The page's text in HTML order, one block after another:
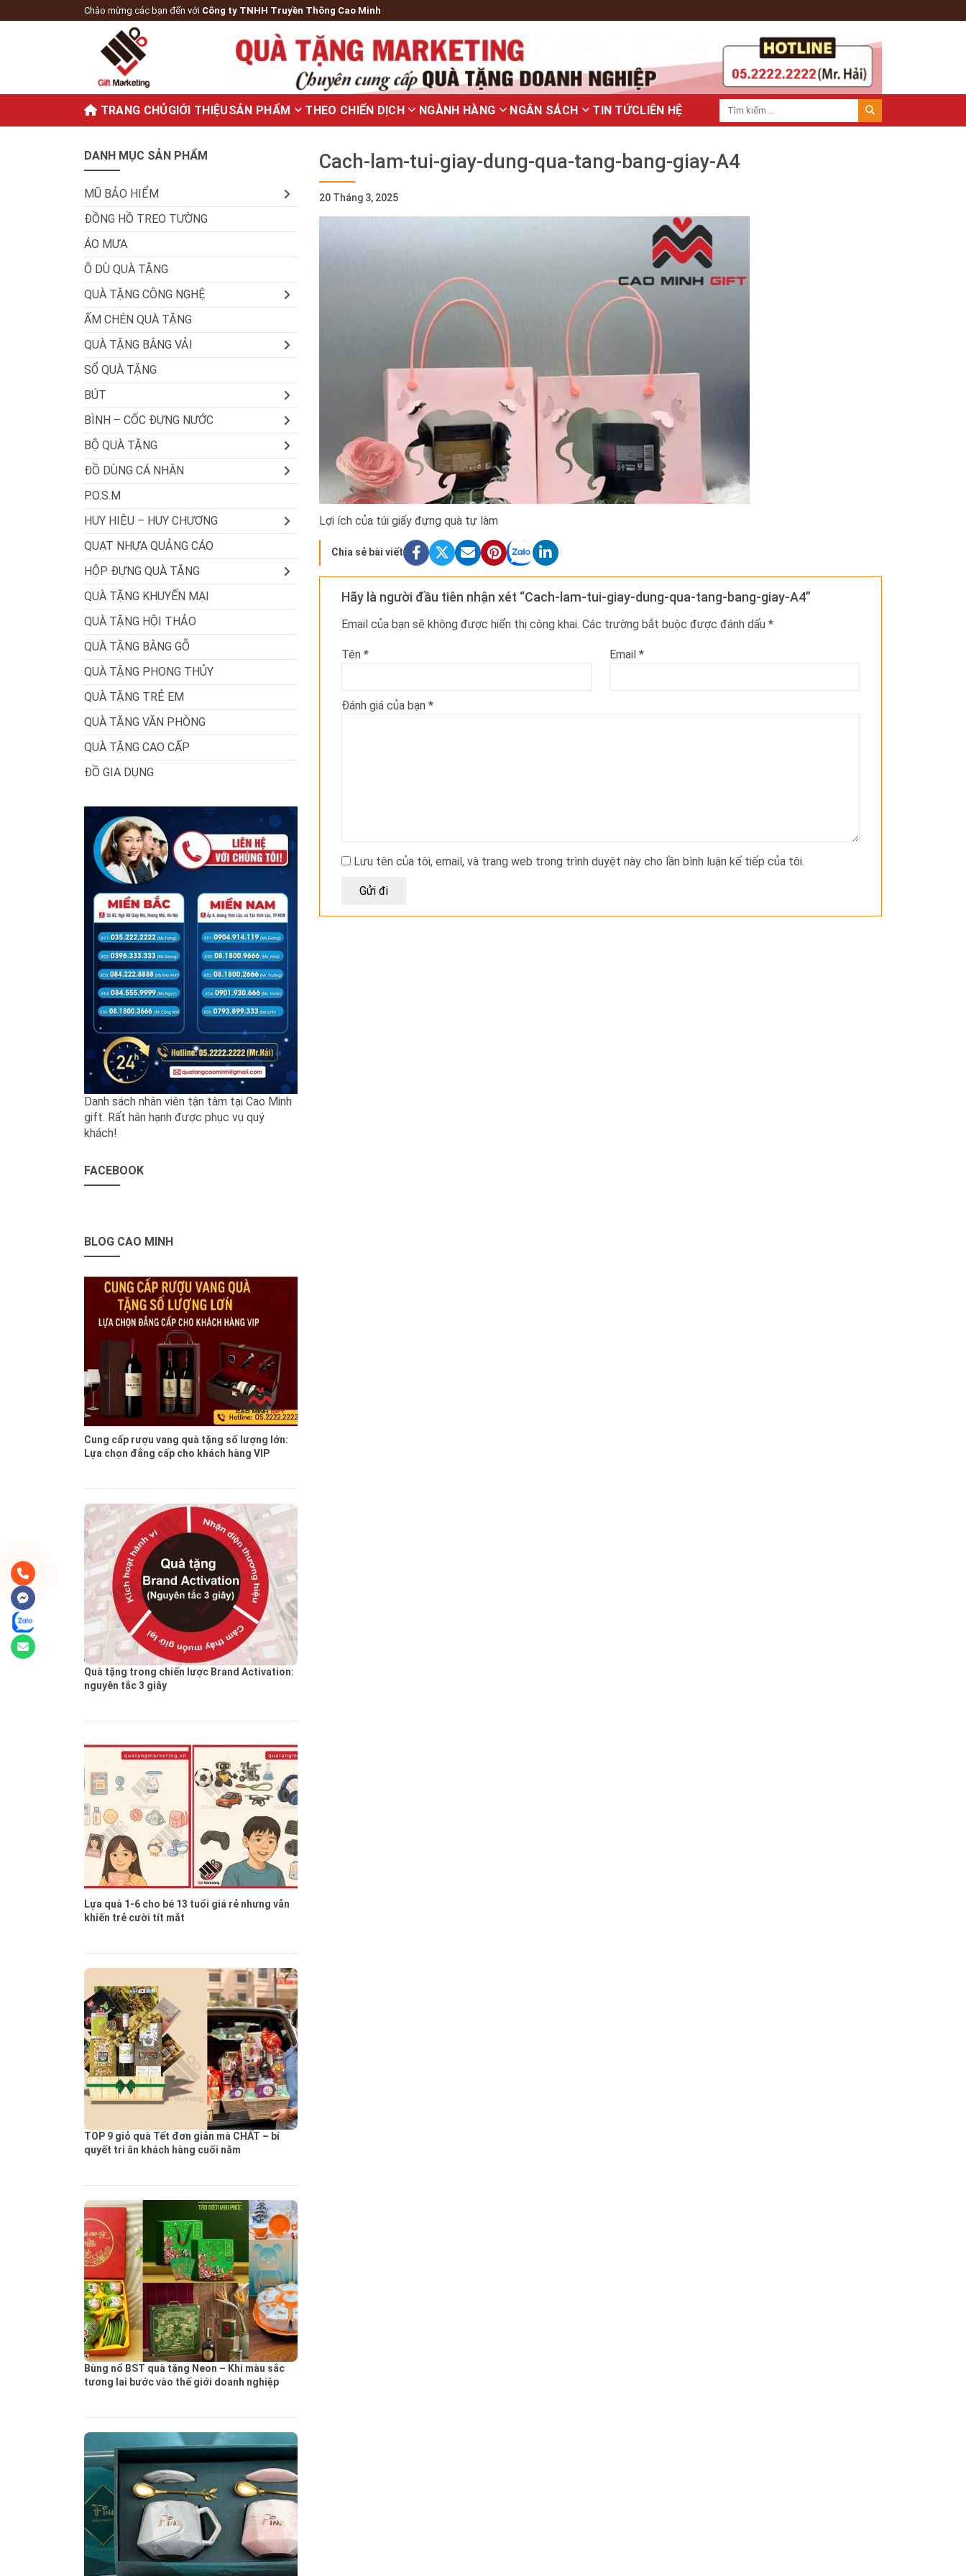
Chào mừng các bạn đến với Công ty TNHH Truyền Thông Cao Minh
TRANG CHỦGIỚI THIỆUSẢN PHẨM THEO CHIẾN DỊCH NGÀNH HÀNG NGÂN SÁCH TIN TỨCLIÊN HỆ
Cach-lam-tui-giay-dung-qua-tang-bang-giay-A4
20 Tháng 3, 2025
Lợi ích của túi giấy đựng quà tự làm
Chia sẻ bài viết
Hãy là người đầu tiên nhận xét “Cach-lam-tui-giay-dung-qua-tang-bang-giay-A4”
Email của bạn sẽ không được hiển thị công khai. Các trường bắt buộc được đánh dấu *
Tên * Email *
Đánh giá của bạn *
Lưu tên của tôi, email, và trang web trong trình duyệt này cho lần bình luận kế tiếp của tôi.
DANH MỤC SẢN PHẨM
MŨ BẢO HIỂM
ĐỒNG HỒ TREO TƯỜNG
ÁO MƯA
Ô DÙ QUÀ TẶNG
QUÀ TẶNG CÔNG NGHỆ
ẤM CHÉN QUÀ TẶNG
QUÀ TẶNG BẰNG VẢI
SỔ QUÀ TẶNG
BÚT
BÌNH – CỐC ĐỰNG NƯỚC
BỘ QUÀ TẶNG
ĐỒ DÙNG CÁ NHÂN
P.O.S.M
HUY HIỆU – HUY CHƯƠNG
QUẠT NHỰA QUẢNG CÁO
HỘP ĐỰNG QUÀ TẶNG
QUÀ TẶNG KHUYẾN MẠI
QUÀ TẶNG HỘI THẢO
QUÀ TẶNG BẰNG GỖ
QUÀ TẶNG PHONG THỦY
QUÀ TẶNG TRẺ EM
QUÀ TẶNG VĂN PHÒNG
QUÀ TẶNG CAO CẤP
ĐỒ GIA DỤNG
Danh sách nhân viên tận tâm tại Cao Minh
gift. Rất hân hạnh được phục vụ quý
khách!
FACEBOOK
BLOG CAO MINH
Cung cấp rượu vang quà tặng số lượng lớn:
Lựa chọn đẳng cấp cho khách hàng VIP
Quà tặng trong chiến lược Brand Activation:
nguyên tắc 3 giây
Lựa quà 1-6 cho bé 13 tuổi giá rẻ nhưng vẫn
khiến trẻ cười tít mắt
TOP 9 giỏ quà Tết đơn giản mà CHẤT – bí
quyết tri ân khách hàng cuối năm
Bùng nổ BST quà tặng Neon – Khi màu sắc
tương lai bước vào thế giới doanh nghiệp